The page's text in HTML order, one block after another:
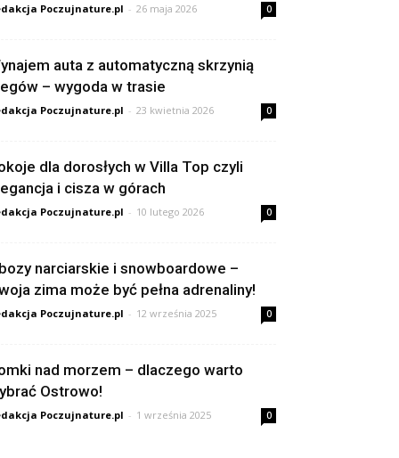
Poczujnature.pl - 26 maja 2026 0
auta z automatyczną skrzynią
– wygoda w trasie
Poczujnature.pl - 23 kwietnia 2026 0
dla dorosłych w Villa Top czyli
i cisza w górach
Poczujnature.pl - 10 lutego 2026 0
narciarskie i snowboardowe –
zima może być pełna adrenaliny!
Poczujnature.pl - 12 września 2025 0
nad morzem – dlaczego warto
Ostrowo!
Poczujnature.pl - 1 września 2025 0